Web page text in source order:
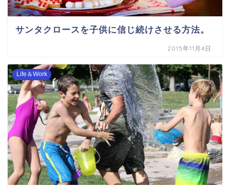
サンタクロースを子供に信じ続けさせる方法。
2015年11月4日
Life＆Work